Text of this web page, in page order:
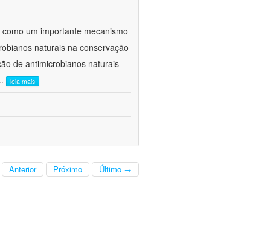
um importante mecanismo
naturais na conservação
de antimicrobianos naturais
leia mais
Anterior Próximo Último →